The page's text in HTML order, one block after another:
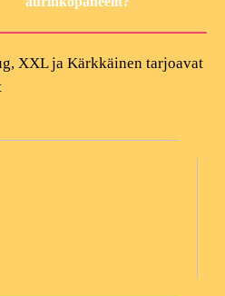
XXL ja Kärkkäinen tarjoavat